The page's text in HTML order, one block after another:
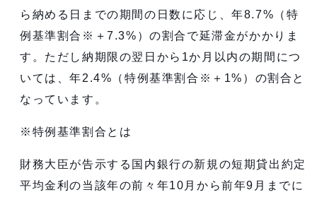
ら納める日までの期間の日数に応じ、年8.7%（特
例基準割合※＋7.3%）の割合で延滞金がかかりま
す。ただし納期限の翌日から1か月以内の期間につ
いては、年2.4%（特例基準割合※＋1%）の割合と
なっています。
※特例基準割合とは
財務大臣が告示する国内銀行の新規の短期貸出約定
平均金利の当該年の前々年10月から前年9月までに